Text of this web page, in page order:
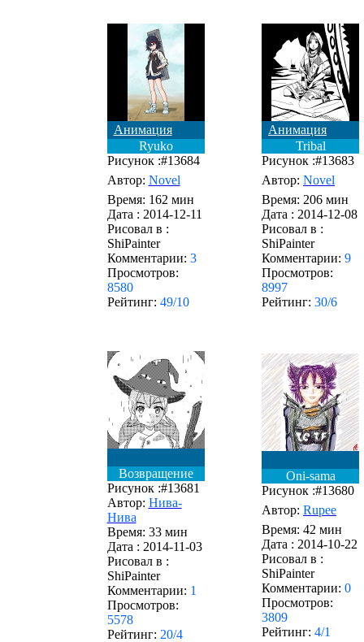
Анимация
Ryuko
Рисунок :#13684
Автор: Novel
Время: 162 мин
Дата : 2014-12-11
Рисовал в :
ShiPainter
Комментарии: 3
Просмотров:
8580
Рейтинг: 49/10
Анимация
Tribal
Рисунок :#13683
Автор: Novel
Время: 206 мин
Дата : 2014-12-08
Рисовал в :
ShiPainter
Комментарии: 9
Просмотров:
8997
Рейтинг: 30/6
Возвращение
Рисунок :#13681
Автор: Нива-
Нива
Время: 33 мин
Дата : 2014-11-03
Рисовал в :
ShiPainter
Комментарии: 1
Просмотров:
5578
Рейтинг: 20/4
Oni-sama
Рисунок :#13680
Автор: Rupee
Время: 42 мин
Дата : 2014-10-22
Рисовал в :
ShiPainter
Комментарии: 0
Просмотров:
3809
Рейтинг: 4/1